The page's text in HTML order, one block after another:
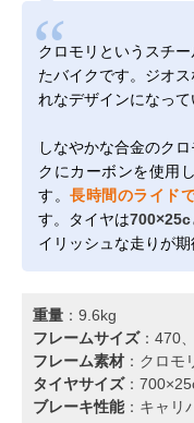
クロモリというスチ
たバイクです。ジオ
れなデザインになって
しなやかな合金のク
クにカーボンを使用
す。長時間のライド
す。タイヤは700×25c
イリッシュな走りが期
重量 ：9.6kg
フレームサイズ：470
フレーム素材 ：クロモ
タイヤサイズ：
ブレーキ性能：キャリ